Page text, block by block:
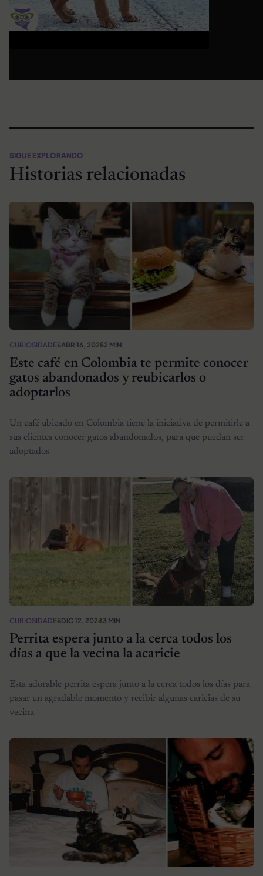
SIGUE EXPLORANDO
Historias relacionadas
CURIOSIDADESABR 16, 20252 MIN
Este café en Colombia te permite conocer
gatos abandonados y reubicarlos o
adoptarlos
Un café ubicado en Colombia tiene la iniciativa de permitirle a
sus clientes conocer gatos abandonados, para que puedan ser
adoptados
CURIOSIDADESDIC 12, 20243 MIN
Perrita espera junto a la cerca todos los
días a que la vecina la acaricie
Esta adorable perrita espera junto a la cerca todos los días para
pasar un agradable momento y recibir algunas caricias de su
vecina